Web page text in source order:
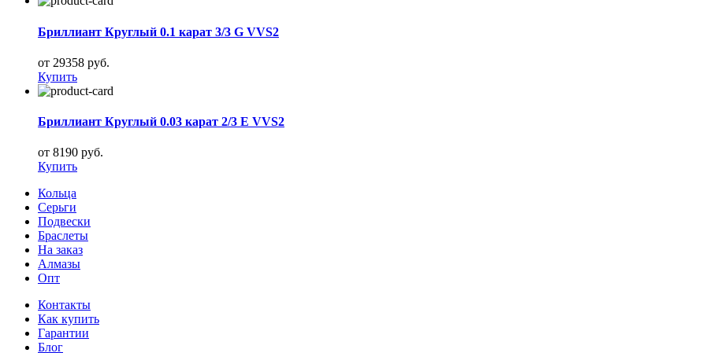
Бриллиант Круглый 0.1 карат 3/3 G VVS2
от 29358 руб.
Купить
Бриллиант Круглый 0.03 карат 2/3 E VVS2
от 8190 руб.
Купить
Кольца
Серьги
Подвески
Браслеты
На заказ
Алмазы
Опт
Контакты
Как купить
Гарантии
Блог